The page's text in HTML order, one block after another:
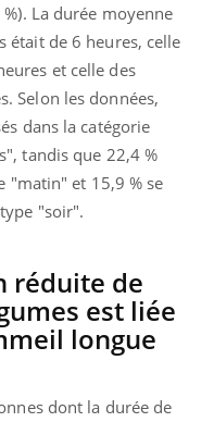
La durée moyenne
était de 6 heures, celle
et celle des
Selon les données,
dans la catégorie
tandis que 22,4 %
"matin" et 15,9 % se
"soir".
réduite de
est liée
longue
dont la durée de